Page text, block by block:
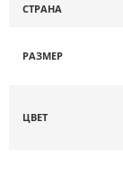
СТРАНА
РАЗМЕР
ЦВЕТ